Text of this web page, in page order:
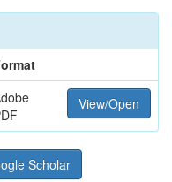
View/Open
Scholar